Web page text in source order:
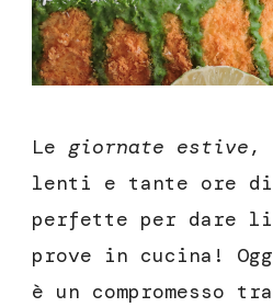
Le giornate estive,
lenti e tante ore di
perfette per dare
prove in cucina!
è un compromesso